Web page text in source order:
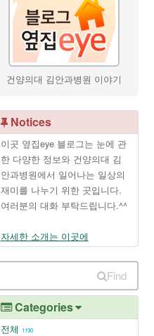
건양의대 김안과병원 이야기
Notices
이곳 옆집eye 블로그는 눈에 관
한 다양한 정보와 건양의대 김
안과병원에서 일어나는 일상의
재미를 나누기 위한 곳입니다.
여러분의 대화 부탁드립니다.^^
자세한 소개는 이곳에
Find
Categories
전체 1190